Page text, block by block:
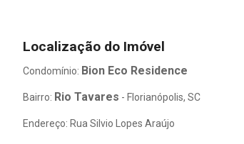
Localização do Imóvel
Condomínio: Bion Eco Residence
Bairro: Rio Tavares - Florianópolis, SC
Endereço: Rua Silvio Lopes Araújo